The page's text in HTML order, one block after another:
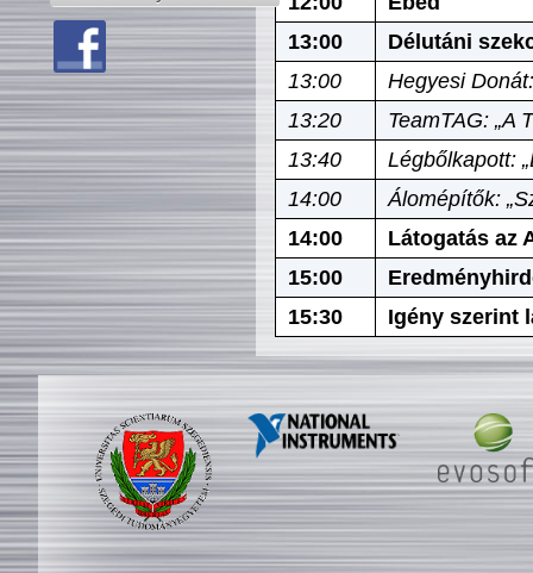
13:00
Délutáni
13:00
Hegyesi
13:20
TeamTAG: „A
13:40
Légbőlkapott:
14:00
Álomépítők:
14:00
Látogatás az
15:00
15:30
Igény szerint